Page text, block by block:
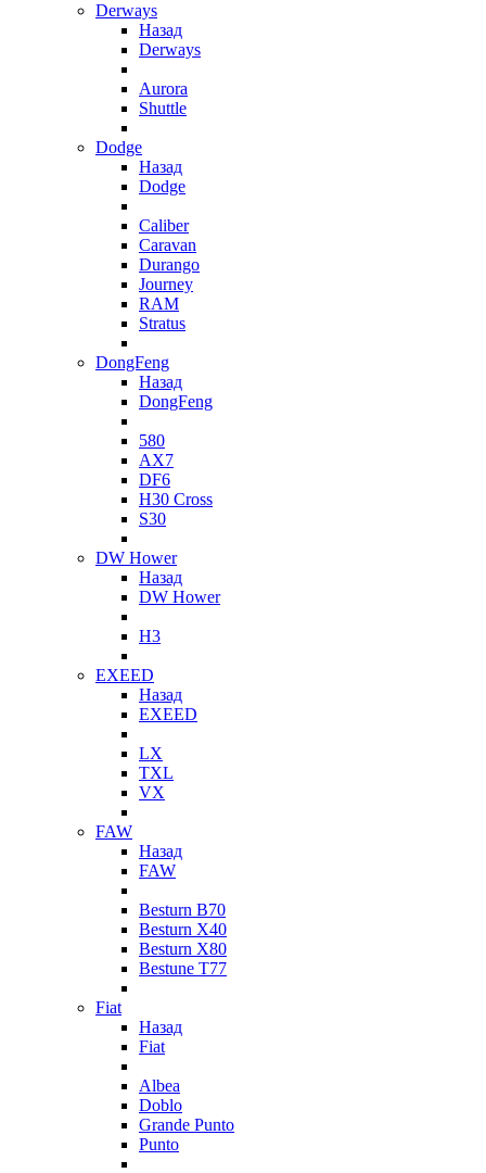
Derways
Назад
Derways
Aurora
Shuttle
Dodge
Назад
Dodge
Caliber
Caravan
Durango
Journey
RAM
Stratus
DongFeng
Назад
DongFeng
580
AX7
DF6
H30 Cross
S30
DW Hower
Назад
DW Hower
H3
EXEED
Назад
EXEED
LX
TXL
VX
FAW
Назад
FAW
Besturn B70
Besturn X40
Besturn X80
Bestune T77
Fiat
Назад
Fiat
Albea
Doblo
Grande Punto
Punto